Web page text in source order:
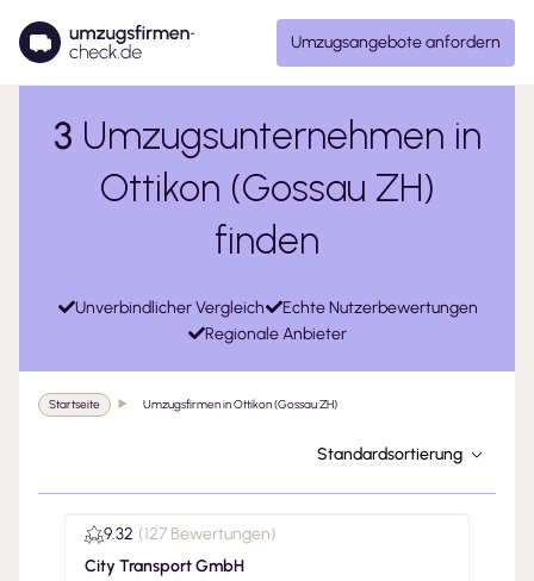
Umzugsangebote anfordern
3 Umzugsunternehmen in
Ottikon (Gossau ZH)
finden
Unverbindlicher Vergleich
Echte Nutzerbewertungen
Regionale Anbieter
Startseite Umzugsfirmen in Ottikon (Gossau ZH)
Standardsortierung
9.32 (127 Bewertungen)
City Transport GmbH